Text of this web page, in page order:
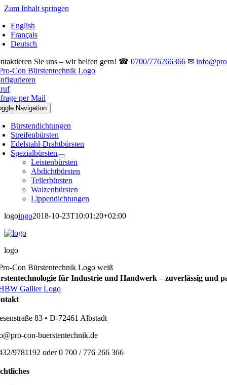
Zum Inhalt springen
English
Français
Deutsch
Sie uns – wir helfen gern! ☎0700/776266366 ✉
per Mail
Navigation
Bürstendichtungen
Streifenbürsten
Edelstahl-Drahtbürsten
Spezialbürsten
Leistenbürsten
Abdichtbürsten
Tellerbürsten
Walzenbürsten
Lippendichtungen
logoingo2018-10-23T10:01:20+02:00
logo
für Industrie und Handwerk – zuverlässig und
83 • D-72461 Albstadt
con-buerstentechnik.de
9781192 oder 0 700 / 776 266 366